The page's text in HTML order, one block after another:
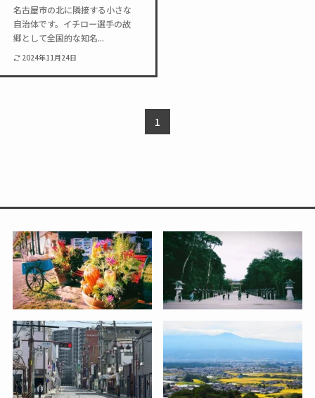
名古屋市の北に隣接する小さな
自治体です。イチロー選手の故
郷として全国的な知名...
2024年11月24日
1